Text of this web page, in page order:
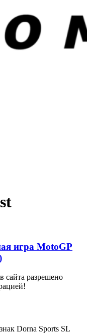
игра MotoGP
сайта разрешено
Dorna Sports SL